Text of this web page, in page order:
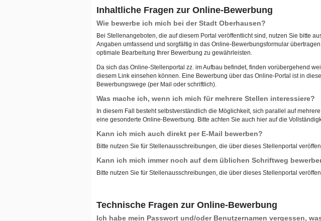
Inhaltliche Fragen zur Online-Bewerbung
Wie bewerbe ich mich bei der Stadt Oberhausen?
Bei Stellenangeboten, die auf diesem Portal veröffentlicht sind, nutzen Sie bitte
Angaben umfassend und sorgfältig in das Online-Bewerbungsformular
optimale Bearbeitung Ihrer Bewerbung zu gewährleisten.
Da sich das Online-Stellenportal zz. im Aufbau befindet, finden vorübergehend
diesem Link einsehen können. Eine Bewerbung über das Online-Portal ist in
Bewerbungswege (per Mail oder schriftlich).
Was mache ich, wenn ich mich für mehrere Stellen interessiere?
In diesem Fall besteht selbstverständlich die Möglichkeit, sich parallel auf
eine gesonderte Online-Bewerbung. Bitte achten Sie auch hier auf die
Kann ich mich auch direkt per E-Mail bewerben?
Bitte nutzen Sie für Stellenausschreibungen, die über dieses Stellenportal
Kann ich mich immer noch auf dem üblichen Schriftweg
Bitte nutzen Sie für Stellenausschreibungen, die über dieses Stellenportal
Technische Fragen zur Online-Bewerbung
Ich habe mein Passwort und/oder Benutzernamen vergessen,